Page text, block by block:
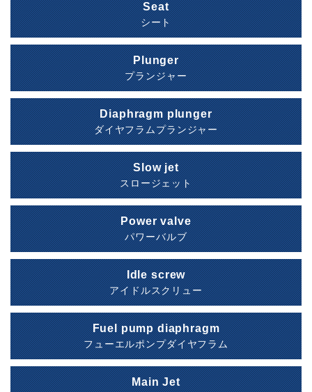
Seat
シート
Plunger
プランジャー
Diaphragm plunger
ダイヤフラムプランジャー
Slow jet
スロージェット
Power valve
パワーバルブ
Idle screw
アイドルスクリュー
Fuel pump diaphragm
フューエルポンプダイヤフラム
Main Jet